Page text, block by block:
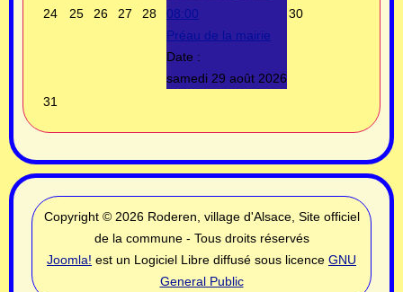
24 25 26 27 28
08:00
Préau de la mairie
Date :
samedi 29 août 2026
30
31
Copyright © 2026 Roderen, village d'Alsace, Site officiel
de la commune - Tous droits réservés
Joomla! est un Logiciel Libre diffusé sous licence GNU
General Public